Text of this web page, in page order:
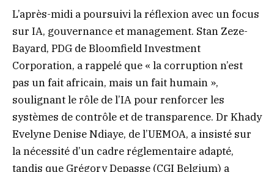
L’après-midi a poursuivi la réflexion avec un focus
sur IA, gouvernance et management. Stan Zeze-
Bayard, PDG de Bloomfield Investment
Corporation, a rappelé que « la corruption n’est
pas un fait africain, mais un fait humain »,
soulignant le rôle de l’IA pour renforcer les
systèmes de contrôle et de transparence. Dr Khady
Evelyne Denise Ndiaye, de l’UEMOA, a insisté sur
la nécessité d’un cadre réglementaire adapté,
tandis que Grégory Depasse (CGI Belgium) a